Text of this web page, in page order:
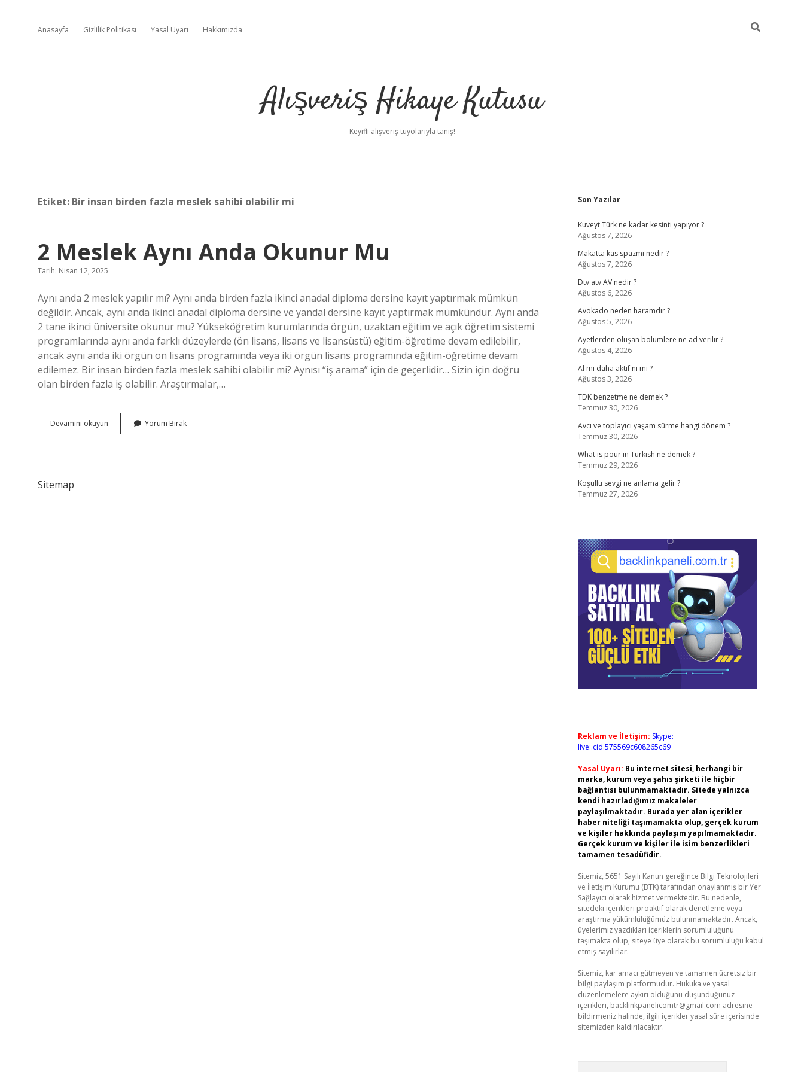
Anasayfa Gizlilik Politikası Yasal Uyarı Hakkımızda
Alışveriş Hikaye Kutusu
Keyifli alışveriş tüyolarıyla tanış!
Etiket: Bir insan birden fazla meslek sahibi olabilir mi
2 Meslek Aynı Anda Okunur Mu
Tarih: Nisan 12, 2025
Aynı anda 2 meslek yapılır mı? Aynı anda birden fazla ikinci anadal diploma dersine kayıt yaptırmak mümkün
değildir. Ancak, aynı anda ikinci anadal diploma dersine ve yandal dersine kayıt yaptırmak mümkündür. Aynı anda
2 tane ikinci üniversite okunur mu? Yükseköğretim kurumlarında örgün, uzaktan eğitim ve açık öğretim sistemi
programlarında aynı anda farklı düzeylerde (ön lisans, lisans ve lisansüstü) eğitim-öğretime devam edilebilir,
ancak aynı anda iki örgün ön lisans programında veya iki örgün lisans programında eğitim-öğretime devam
edilemez. Bir insan birden fazla meslek sahibi olabilir mi? Aynısı “iş arama” için de geçerlidir… Sizin için doğru
olan birden fazla iş olabilir. Araştırmalar,…
Devamını okuyun
Meslek
Yorum Bırak
Sitemap
Sidebar
Son Yazılar
Kuveyt Türk ne kadar kesinti yapıyor ?
Ağustos 7, 2026
Makatta kas spazmı nedir ?
Ağustos 7, 2026
Dtv atv AV nedir ?
Ağustos 6, 2026
Avokado neden haramdır ?
Ağustos 5, 2026
Ayetlerden oluşan bölümlere ne ad verilir ?
Ağustos 4, 2026
Al mı daha aktif ni mi ?
Ağustos 3, 2026
TDK benzetme ne demek ?
Temmuz 30, 2026
Avcı ve toplayıcı yaşam sürme hangi dönem ?
Temmuz 30, 2026
What is pour in Turkish ne demek ?
Temmuz 29, 2026
Koşullu sevgi ne anlama gelir ?
Temmuz 27, 2026
Reklam ve İletişim: Skype:
live:.cid.575569c608265c69
Yasal Uyarı: Bu internet sitesi, herhangi bir
marka, kurum veya şahıs şirketi ile hiçbir
bağlantısı bulunmamaktadır. Sitede yalnızca
kendi hazırladığımız makaleler
paylaşılmaktadır. Burada yer alan içerikler
haber niteliği taşımamakta olup, gerçek kurum
ve kişiler hakkında paylaşım yapılmamaktadır.
Gerçek kurum ve kişiler ile isim benzerlikleri
tamamen tesadüfidir.
Sitemiz, 5651 Sayılı Kanun gereğince Bilgi Teknolojileri
ve İletişim Kurumu (BTK) tarafından onaylanmış bir Yer
Sağlayıcı olarak hizmet vermektedir. Bu nedenle,
sitedeki içerikleri proaktif olarak denetleme veya
araştırma yükümlülüğümüz bulunmamaktadır. Ancak,
üyelerimiz yazdıkları içeriklerin sorumluluğunu
taşımakta olup, siteye üye olarak bu sorumluluğu kabul
etmiş sayılırlar.
Sitemiz, kar amacı gütmeyen ve tamamen ücretsiz bir
bilgi paylaşım platformudur. Hukuka ve yasal
düzenlemelere aykırı olduğunu düşündüğünüz
içerikleri, backlinkpanelicomtr@gmail.com adresine
bildirmeniz halinde, ilgili içerikler yasal süre içerisinde
sitemizden kaldırılacaktır.